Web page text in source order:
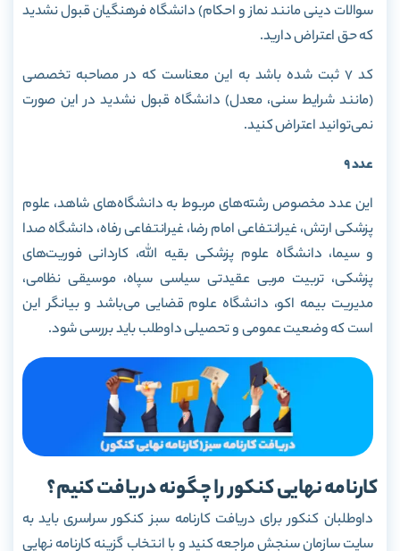
سوالات دینی مانند نماز و احکام) دانشگاه فرهنگیان قبول نشدید
که حق اعتراض دارید.
کد 7 ثبت شده باشد به این معناست که در مصاحبه تخصصی
(مانند شرایط سنی، معدل) دانشگاه قبول نشدید در این صورت
نمی‌توانید اعتراض کنید.
عدد 9
این عدد مخصوص رشته‌های مربوط به دانشگاه‌های شاهد، علوم
پزشکی ارتش، غیرانتفاعی امام رضا، غیرانتفاعی رفاه، دانشگاه صدا
و سیما، دانشگاه علوم پزشکی بقیه الله، کاردانی فوریت‌های
پزشکی، تربیت مربی عقیدتی سیاسی سپاه، موسیقی نظامی،
مدیریت بیمه اکو، دانشگاه علوم قضایی می‌باشد و بیانگر این
است که وضعیت عمومی و تحصیلی داوطلب باید بررسی شود.
کارنامه نهایی کنکور را چگونه دریافت کنیم؟
داوطلبان کنکور برای دریافت کارنامه سبز کنکور سراسری باید به
سایت سازمان سنجش مراجعه کنید و با انتخاب گزینه کارنامه نهایی